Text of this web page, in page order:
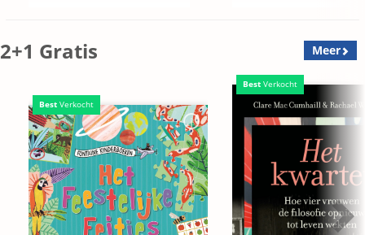
2+1 Gratis Meer
Best Verkocht
Best Verkocht